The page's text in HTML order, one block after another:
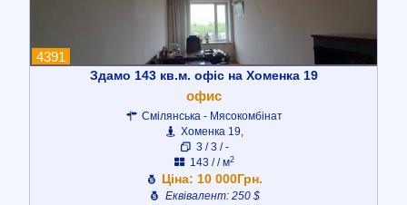
4391
Здамо 143 кв.м. офіс на Хоменка 19
офис
Смілянська - Мясокомбінат
Хоменка 19,
3 / 3 / -
143 / / м2
Ціна: 10 000Грн.
Еквівалент: 250 $